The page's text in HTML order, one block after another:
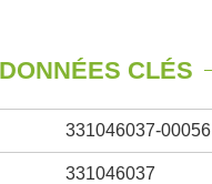
DONNÉES CLÉS
331046037-00056
331046037